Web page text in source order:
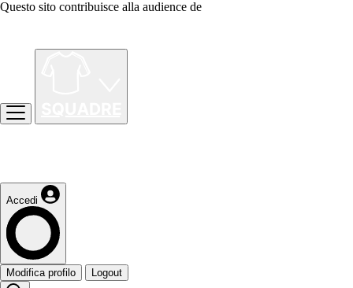
Questo sito contribuisce alla audience de
Accedi
Modifica profilo Logout